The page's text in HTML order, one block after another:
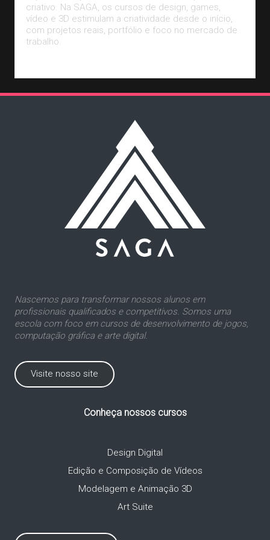
criativo. Na SAGA, os cursos de design, games,
vídeo e 3D estimulam a criatividade desde o início,
com projetos reais, portfólio e foco no mercado de
trabalho.
Nascemos para transformar nossos alunos em
profissionais qualificados e competitivos. Somos uma
escola com foco em cursos de desenvolvimento de jogos,
computação gráfica e arte digital.
Visite nosso site
Conheça nossos cursos
Design Digital
Edição e Composição de Vídeos
Modelagem e Animação 3D
Art Suite